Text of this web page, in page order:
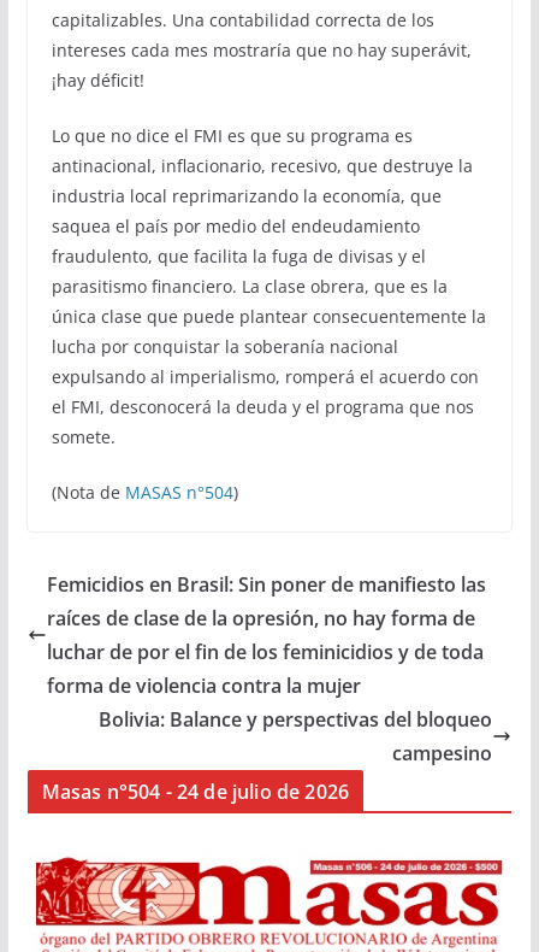
capitalizables. Una contabilidad correcta de los
intereses cada mes mostraría que no hay superávit,
¡hay déficit!
Lo que no dice el FMI es que su programa es
antinacional, inflacionario, recesivo, que destruye la
industria local reprimarizando la economía, que
saquea el país por medio del endeudamiento
fraudulento, que facilita la fuga de divisas y el
parasitismo financiero. La clase obrera, que es la
única clase que puede plantear consecuentemente la
lucha por conquistar la soberanía nacional
expulsando al imperialismo, romperá el acuerdo con
el FMI, desconocerá la deuda y el programa que nos
somete.
(Nota de MASAS n°504)
Femicidios en Brasil: Sin poner de manifiesto las
raíces de clase de la opresión, no hay forma de
luchar de por el fin de los feminicidios y de toda
forma de violencia contra la mujer
Bolivia: Balance y perspectivas del bloqueo
campesino
Masas n°504 - 24 de julio de 2026